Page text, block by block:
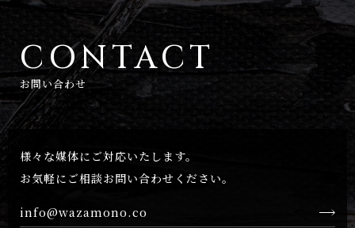
CONTACT
お問い合わせ
様々な媒体にご対応いたします。
お気軽にご相談お問い合わせください。
info@wazamono.co